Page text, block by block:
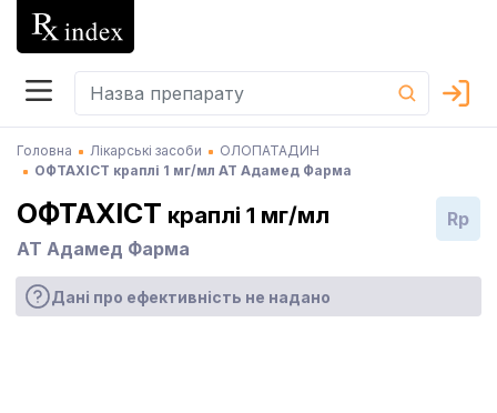
Головна Лікарські засоби
ОЛОПАТАДИН
ОФТАХІСТ краплі 1 мг/мл АТ Адамед Фарма
ОФТАХІСТ краплі 1 мг/мл
АТ Адамед Фарма
Rp
Дані про ефективність не надано